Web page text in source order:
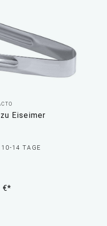
Eiseimer
10-14 TAGE
€*